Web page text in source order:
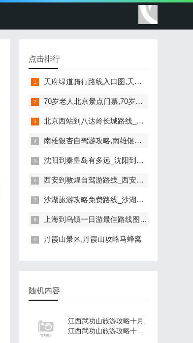
点击排行
天府绿道骑行路线入口图,天府绿道骑行路线入口
70岁老人北京景点门票,70岁老人北京旅游景点免门票吗?
北京西站到八达岭长城路线_从北京西站到长城八达岭怎么坐公交车
南雄银杏自驾游攻略,南雄银杏最佳观赏地点收费
沈阳到秦皇岛有多远_沈阳到秦皇岛自驾游攻略
西安到敦煌自驾游路线_西安到敦煌自驾旅游攻略
沙湖旅游攻略免费路线_沙湖旅游景点攻略
上海到乌镇一日游最佳路线图,从上海到乌镇旅游攻略路线
丹霞山景区,丹霞山攻略马蜂窝
随机内容
江西武功山旅游攻略十月,
江西武功山旅游攻略十月